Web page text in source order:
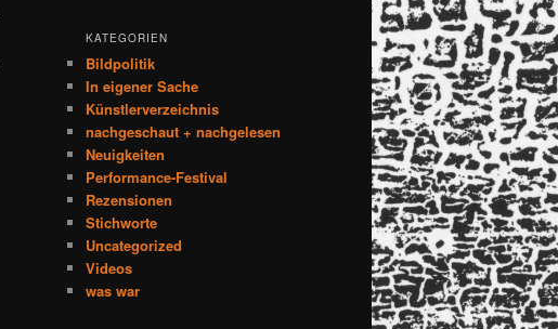
KATEGORIEN
Bildpolitik
In eigener Sache
Künstlerverzeichnis
nachgeschaut + nachgelesen
Neuigkeiten
Performance-Festival
Rezensionen
Stichworte
Uncategorized
Videos
was war